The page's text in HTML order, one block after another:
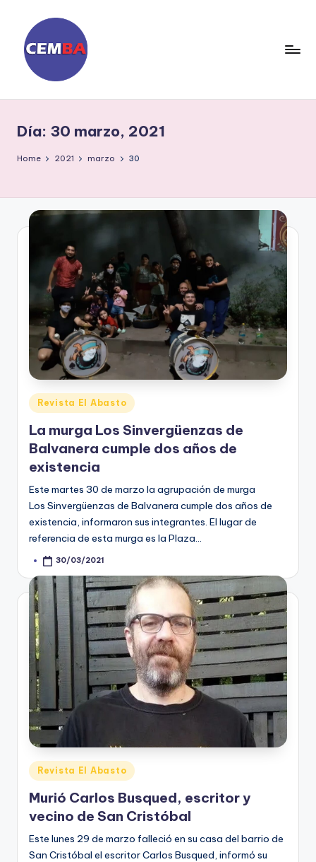
content
ri
o
E
M
Día: 30 marzo, 2021
Home 2021 marzo 30
Posted
in
Revista El Abasto
La murga Los Sinvergüenzas de
Balvanera cumple dos años de
existencia
Este martes 30 de marzo la agrupación de murga
Los Sinvergüenzas de Balvanera cumple dos años de
existencia, informaron sus integrantes. El lugar de
referencia de esta murga es la Plaza…
Posted30/03/2021
Posted
in
Revista El Abasto
Murió Carlos Busqued, escritor y
vecino de San Cristóbal
Este lunes 29 de marzo falleció en su casa del barrio de
San Cristóbal el escritor Carlos Busqued, informó su